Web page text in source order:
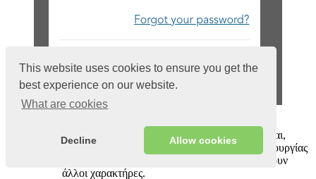
This website uses cookies to ensure you get the
best experience on our website.
What are cookies
Decline Allow cookies
στο «
Παράδειγμα Captcha
» που εμφανίζεται,
εμφανίζονται οι χαρακτήρες τη στιγμή της δημιουργίας
του μαθήματος, στην περίπτωσή σας θα υπάρχουν
άλλοι χαρακτήρες.